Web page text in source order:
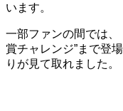
います。
一部ファンの間では、
賞チャレンジ”まで登
りが見て取れました。